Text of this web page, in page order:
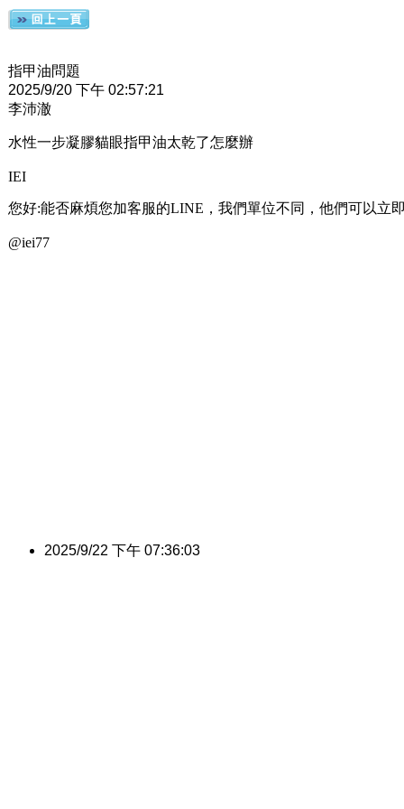
指甲油問題
2025/9/20 下午 02:57:21
李沛澈
水性一步凝膠貓眼指甲油太乾了怎麼辦
IEI
您好:能否麻煩您加客服的LINE，我們單位不同，他們可以立
@iei77
2025/9/22 下午 07:36:03